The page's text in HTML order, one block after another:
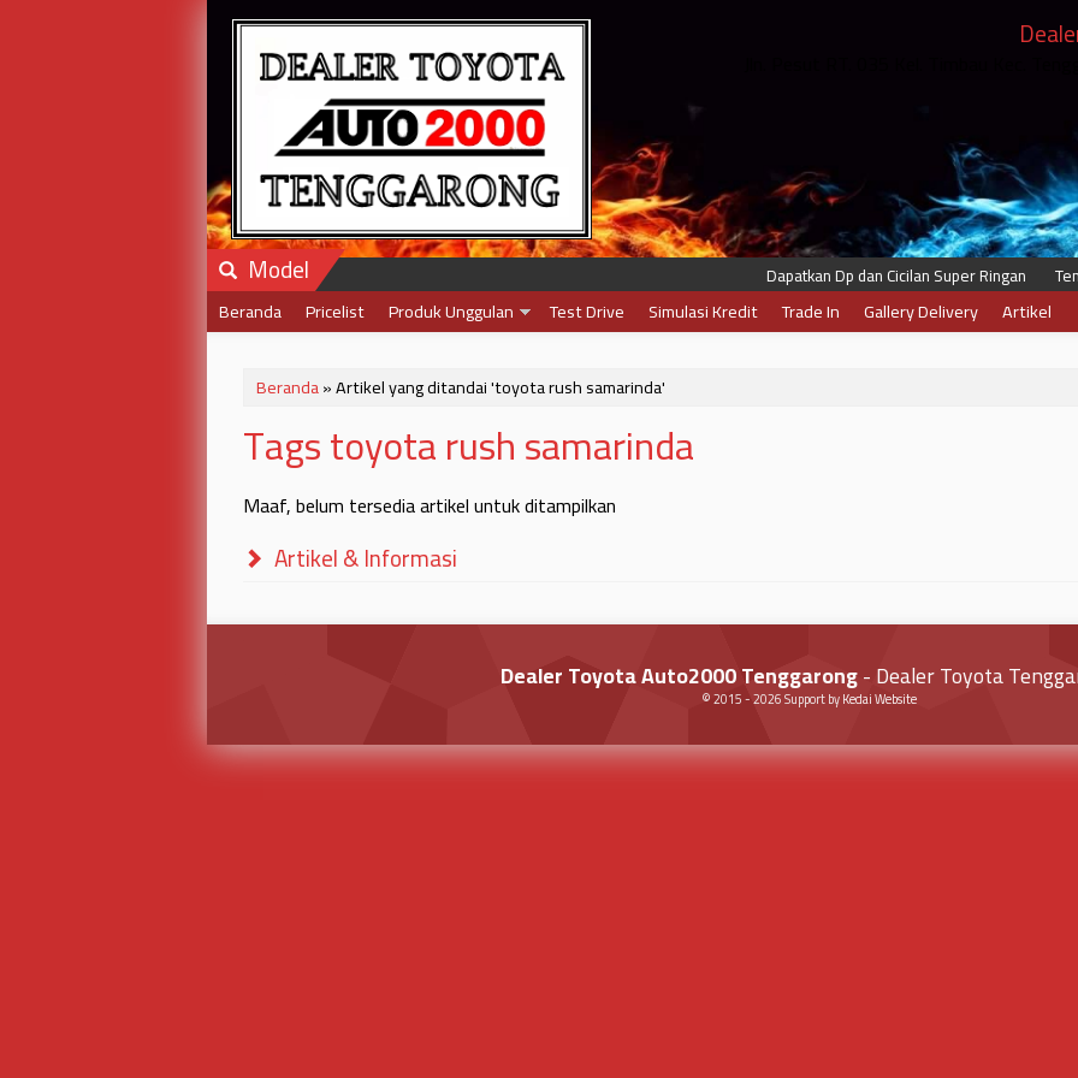
Dapatkan Dp dan Cicilan Super Ringan
Model
Beranda Pricelist Produk Unggulan Test Drive Simulasi Kredit Trade In Gallery Delivery Artikel
Beranda»Artikel yang ditandai 'toyota rush samarinda'
Tags toyota rush samarinda
Maaf, belum tersedia artikel untuk ditampilkan
Artikel & Informasi
Dealer Toyota Auto2000 Tenggarong- Dealer Toyota
© 2015 -2026Support byKedai Website